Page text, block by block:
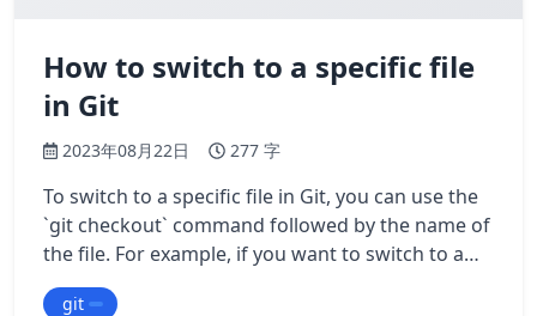
How to switch to a specific file
in Git
2023年08月22日 277 字
To switch to a specific file in Git, you can use the
`git checkout` command followed by the name of
the file. For example, if you want to switch to a
file named `example.txt`, you…
git